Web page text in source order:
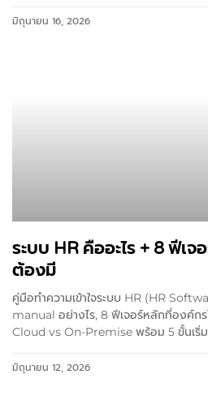
มิถุนายน 16, 2026
ระบบ HR คืออะไร + 8 ฟีเ
ต้องมี
คู่มือทำความเข้าใจระบบ HR (HR
manual อย่างไร, 8 ฟีเจอร์หลักที่องค์ก
Cloud vs On-Premise พร้อม 5 ขั้นเริ่ม
มิถุนายน 12, 2026